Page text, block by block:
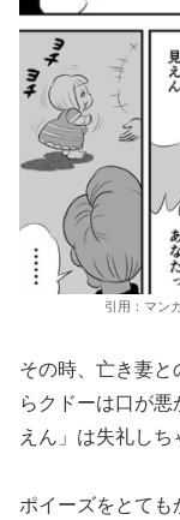
引用：マン
その時、亡き妻
らクドーは口が
えん」は失礼しち
ポイーズをとても